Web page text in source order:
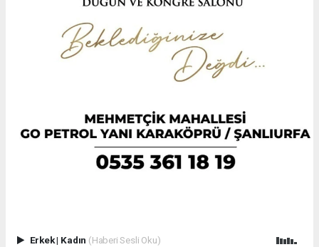
Erkek| Kadın (Haberi Sesli Oku)